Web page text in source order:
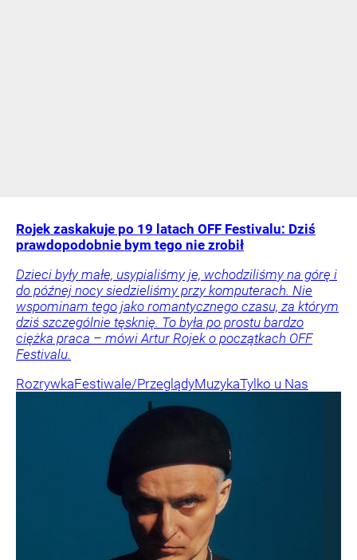
Rojek zaskakuje po 19 latach OFF Festivalu: Dziś
prawdopodobnie bym tego nie zrobił
Dzieci były małe, usypialiśmy je, wchodziliśmy na górę i
do późnej nocy siedzieliśmy przy komputerach. Nie
wspominam tego jako romantycznego czasu, za którym
dziś szczególnie tęsknię. To była po prostu bardzo
ciężka praca – mówi Artur Rojek o początkach OFF
Festivalu.
RozrywkaFestiwale/PrzeglądyMuzykaTylko u Nas